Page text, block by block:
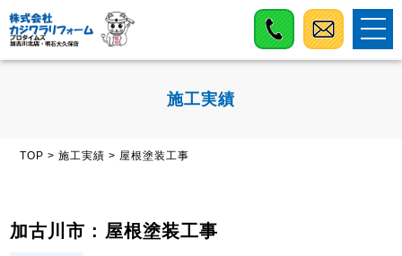
施工実績
TOP >施工実績 > 屋根塗装工事
加古川市 : 屋根塗装工事